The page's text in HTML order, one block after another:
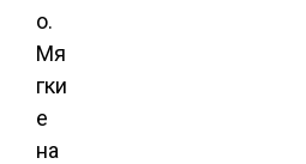
о.
Мя
гки
е
на